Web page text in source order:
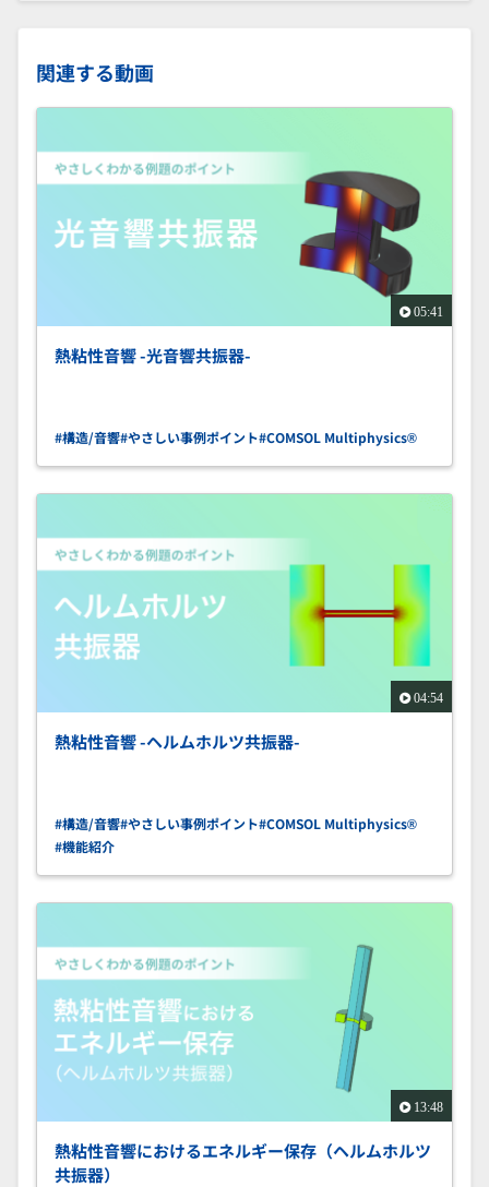
関連する動画
05:41
熱粘性音響 -光音響共振器-
#構造/音響#やさしい事例ポイント#COMSOL Multiphysics®
04:54
熱粘性音響 -ヘルムホルツ共振器-
#構造/音響#やさしい事例ポイント#COMSOL Multiphysics®
#機能紹介
13:48
熱粘性音響におけるエネルギー保存（ヘルムホルツ
共振器）